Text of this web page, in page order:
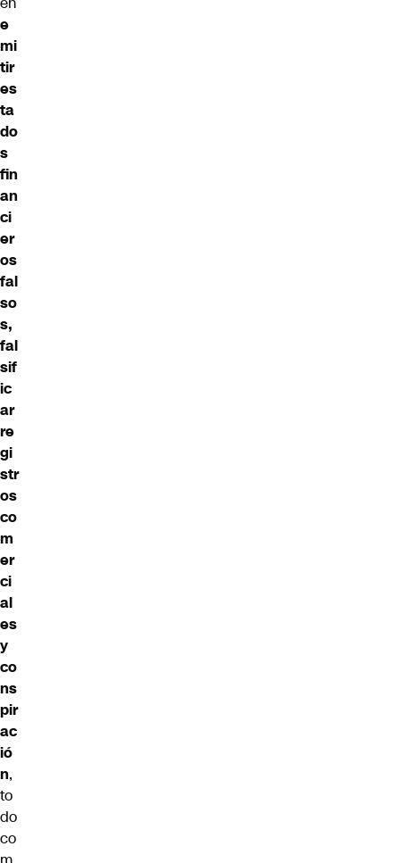
e
mi
tir
es
ta
do
s
fin
an
ci
er
os
fal
so
s,
fal
sif
ic
ar
re
gi
str
os
co
m
er
ci
al
es
y
co
ns
pir
ac
ió
n,
to
do
co